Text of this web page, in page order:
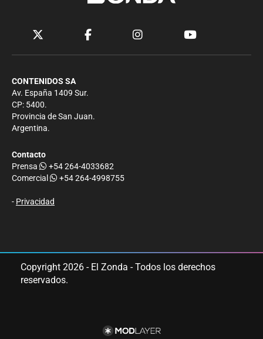
CONTENIDOS SA
Av. España 1409 Sur.
CP: 5400.
Provincia de San Juan.
Argentina.
Contacto
Prensa
+54 264-4033682
Comercial
+54 264-4998755
- Privacidad
Copyright 2026 - El Zonda - Todos los derechos
reservados.